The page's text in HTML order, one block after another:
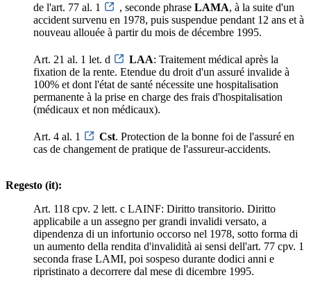
de l'art. 77 al. 1
, seconde phrase LAMA, à la suite d'un
accident survenu en 1978, puis suspendue pendant 12 ans et à
nouveau allouée à partir du mois de décembre 1995.
Art. 21 al. 1 let. d LAA: Traitement médical après la
fixation de la rente. Etendue du droit d'un assuré invalide à
100% et dont l'état de santé nécessite une hospitalisation
permanente à la prise en charge des frais d'hospitalisation
(médicaux et non médicaux).
Art. 4 al. 1 Cst. Protection de la bonne foi de l'assuré en
cas de changement de pratique de l'assureur-accidents.
Regesto (it):
Art. 118 cpv. 2 lett. c LAINF: Diritto transitorio. Diritto
applicabile a un assegno per grandi invalidi versato, a
dipendenza di un infortunio occorso nel 1978, sotto forma di
un aumento della rendita d'invalidità ai sensi dell'art. 77 cpv. 1
seconda frase LAMI, poi sospeso durante dodici anni e
ripristinato a decorrere dal mese di dicembre 1995.